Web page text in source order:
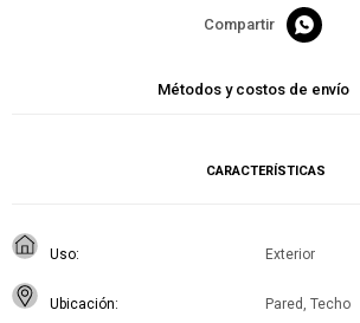

Métodos y costos de envío
CARACTERÍSTICAS
Uso Exterior
Ubicación Pared, Techo